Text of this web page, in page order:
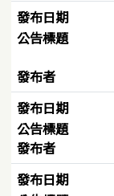
發布日期
公告標題
發布者
發布日期
公告標題
發布者
發布日期